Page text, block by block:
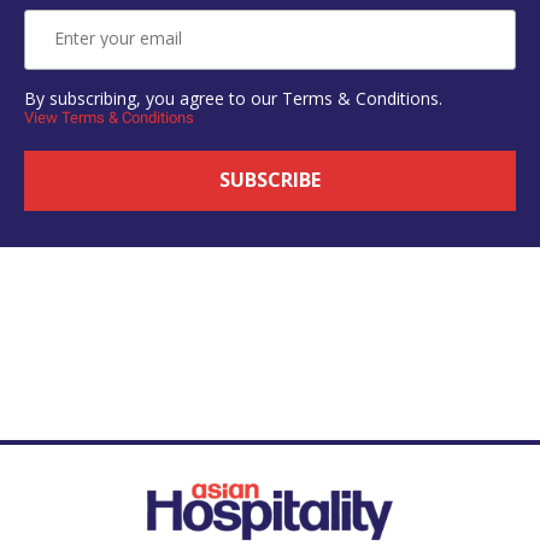
By subscribing, you agree to our Terms & Conditions.
View Terms & Conditions